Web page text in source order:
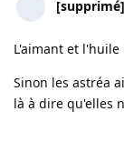
[supprimé]
L'aimant et l'huile
Sinon les astréa
là à dire qu'elles